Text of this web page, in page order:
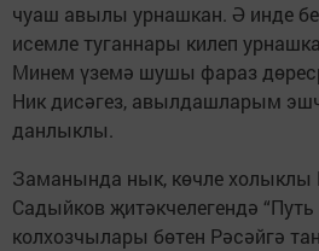
чуаш авылы урнашкан. Ә инде
исемле туганнары килеп
Минем үземә шушы фараз
Ник дисәгез, авылдашларым
данлыклы.
Заманында нык, көчле холыклы
Садыйков җитәкчелегендә
колхозчылары бөтен Рәсәйгә